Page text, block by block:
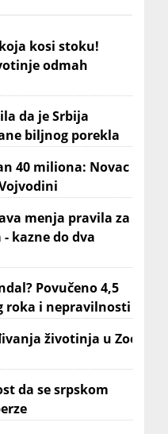
kosi stoku!
odmah
da je Srbija
biljnog porekla
40 miliona: Novac
menja pravila za
kazne do dva
Povučeno 4,5
roka i nepravilnosti
životinja u Zoo
da se srpskom